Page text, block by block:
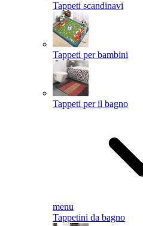
Tappeti scandinavi
Tappeti per bambini
Tappeti per il bagno
menu
Tappetini da bagno